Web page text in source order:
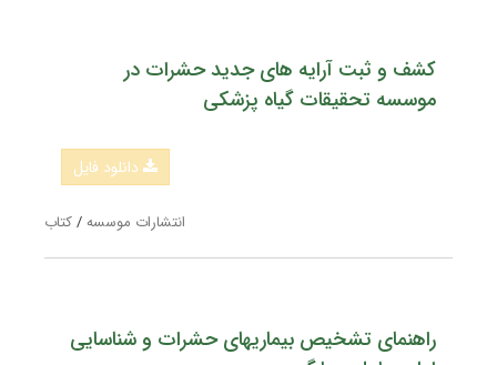
کشف و ثبت آرایه های جدید حشرات در
موسسه تحقیقات گیاه پزشکی
دانلود فایل
انتشارات موسسه/کتاب
راهنمای تشخیص بیماریهای حشرات و شناسایی